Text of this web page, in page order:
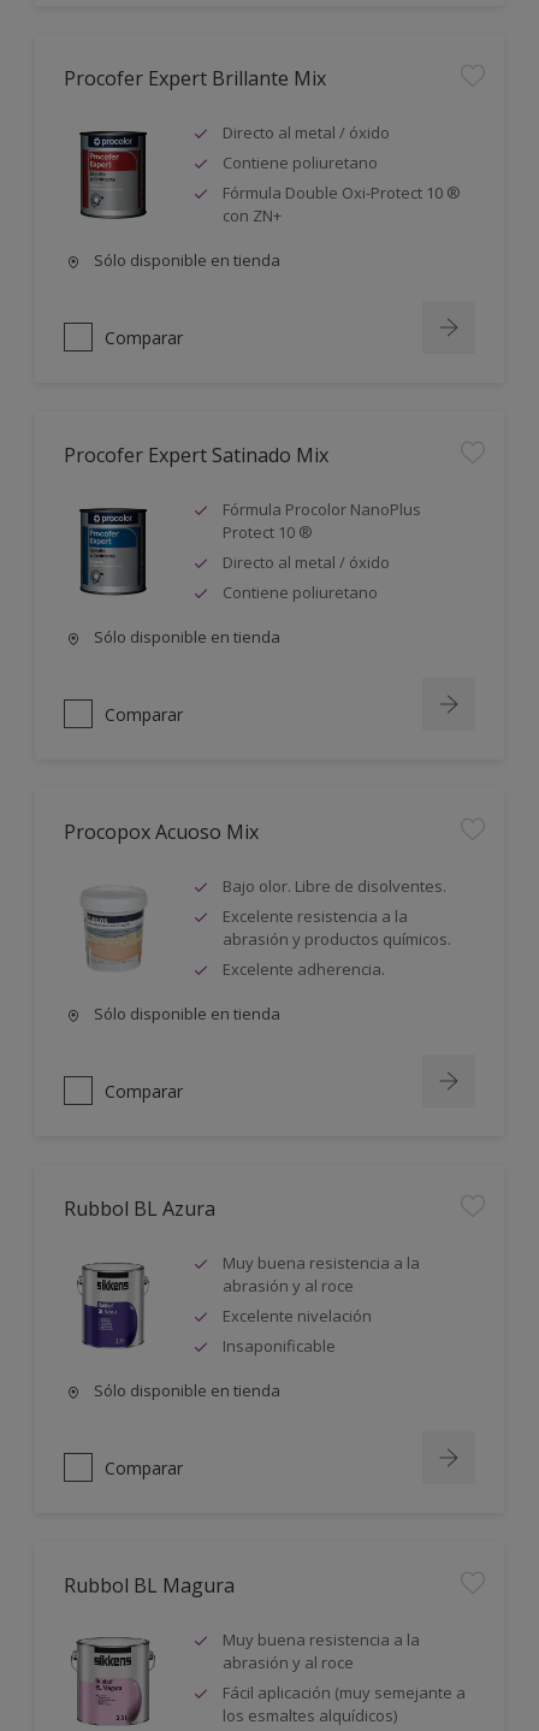
Procofer Expert Brillante Mix
Directo al metal / óxido
Contiene poliuretano
Fórmula Double Oxi-Protect 10 ®
con ZN+
Sólo disponible en tienda
Comparar
Procofer Expert Satinado Mix
Fórmula Procolor NanoPlus
Protect 10 ®
Directo al metal / óxido
Contiene poliuretano
Sólo disponible en tienda
Comparar
Procopox Acuoso Mix
Bajo olor. Libre de disolventes.
Excelente resistencia a la
abrasión y productos químicos.
Excelente adherencia.
Sólo disponible en tienda
Comparar
Rubbol BL Azura
Muy buena resistencia a la
abrasión y al roce
Excelente nivelación
Insaponificable
Sólo disponible en tienda
Comparar
Rubbol BL Magura
Muy buena resistencia a la
abrasión y al roce
Fácil aplicación (muy semejante a
los esmaltes alquídicos)